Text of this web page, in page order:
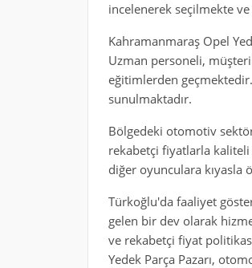
incelenerek seçilmekte
Kahramanmaraş Opel
Uzman personeli,
eğitimlerden
sunulmaktadır.
Bölgedeki otomotiv
rekabetçi fiyatlarla kaliteli
diğer oyunculara kıyasla
Türkoğlu'da faaliyet
gelen bir dev olarak
ve rekabetçi fiyat
Yedek Parça Pazarı,